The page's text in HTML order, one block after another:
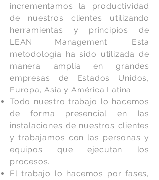
incrementamos la productividad
de nuestros clientes utilizando
herramientas y principios de
LEAN Management. Esta
metodología ha sido utilizada de
manera amplia en grandes
empresas de Estados Unidos,
Europa, Asia y América Latina.
Todo nuestro trabajo lo hacemos
de forma presencial en las
instalaciones de nuestros clientes
y trabajamos con las personas y
equipos que ejecutan los
procesos.
El trabajo lo hacemos por fases,